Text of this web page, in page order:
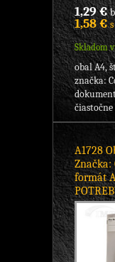
1,29 €
1,58 €s
Skladom
obal A4,
značka:
A1728
formát